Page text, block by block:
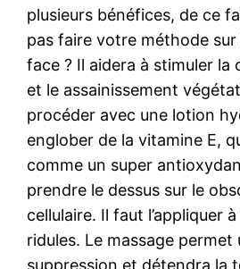
plusieurs bénéfices, de ce
pas faire votre méthode sur
face ? Il aidera à stimuler la
et le assainissement
procéder avec une lotion
englober de la vitamine E,
comme un super
prendre le dessus sur le
cellulaire. Il faut l’appliquer à
ridules. Le massage permet
suppression et détendra la